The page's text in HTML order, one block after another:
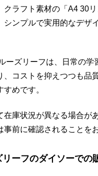
クラフト素材の「A4 30
シンプルで実用的なデザ
ーズリーフは、日常の学
、コストを抑えつつも品
めです。
在庫状況が異なる場合が
事前に確認されることを
リーフのダイソーでの